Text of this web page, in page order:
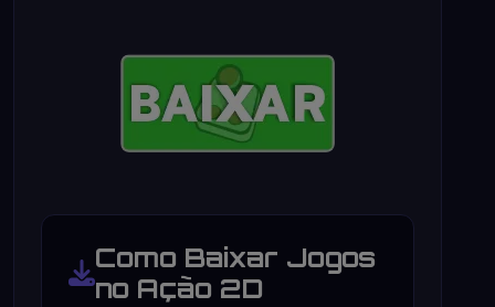
Como Baixar Jogos
no Ação 2D